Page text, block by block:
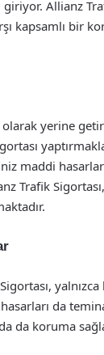
Allianz
kapsamlı bir
yerine
maddi
Trafik
da
da koruma